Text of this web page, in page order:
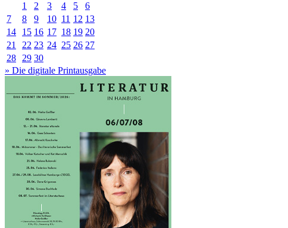
1
2 3 4 5
6
7
8 9 10 11 12 13
14
15 16 17 18 19 20
21
22 23 24 25 26 27
28
29 30
» Die digitale Printausgabe